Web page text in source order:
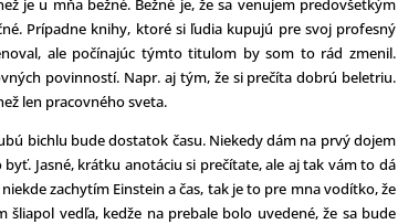
je u mňa bežné. Bežné je, že sa venujem predovšetkým
Prípadne knihy, ktoré si ľudia kupujú pre svoj profesný
ale počínajúc týmto titulom by som to rád zmenil.
povinností. Napr. aj tým, že si prečíta dobrú beletriu.
len pracovného sveta.
bichlu bude dostatok času. Niekedy dám na prvý dojem
Jasné, krátku anotáciu si prečítate, ale aj tak vám to dá
zachytím Einstein a čas, tak je to pre mna vodítko, že
vedľa, kedže na prebale bolo uvedené, že sa bude